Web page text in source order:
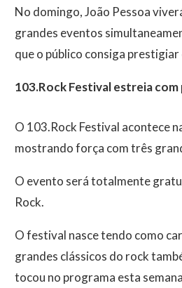
No domingo, João Pessoa
grandes eventos
que o público consiga prestigiar
103.Rock Festival estreia com
O 103.Rock Festival acontece
mostrando força com três
O evento será totalmente
Rock.
O festival nasce tendo como
grandes clássicos do rock
tocou no programa esta